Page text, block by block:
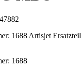
1688 Artisjet Ersatzteil
1688